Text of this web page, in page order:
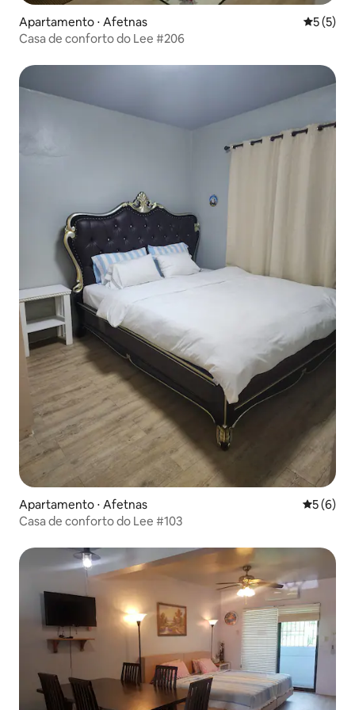
Apartamento ⋅ Afetnas 5 de
5 (5)
Casa de conforto do Lee #206
Apartamento ⋅ Afetnas 5 de
5 (6)
Casa de conforto do Lee #103